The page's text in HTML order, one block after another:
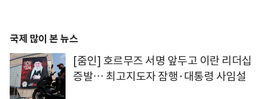
국제 많이 본 뉴스
[줌인] 호르무즈 서명 앞두고 이란 리더십
증발… 최고지도자 잠행·대통령 사임설